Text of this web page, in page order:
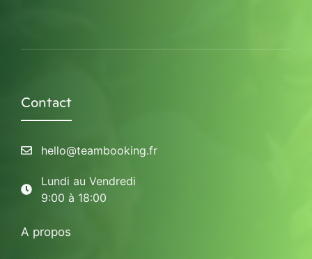
Contact
hello@teambooking.fr
Lundi au Vendredi
9:00 à 18:00
A propos